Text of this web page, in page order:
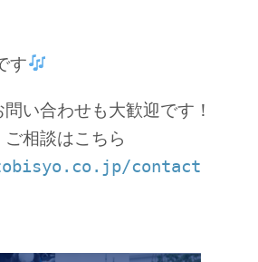
す
い合わせも大歓迎です！
相談はこちら
contact